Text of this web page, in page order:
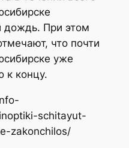
дождь. При этом
что почти
уже
к концу.
schitayut-
zakonchilos/